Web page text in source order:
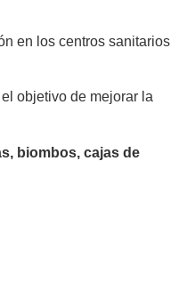
en los centros sanitarios
objetivo de mejorar la
biombos, cajas de